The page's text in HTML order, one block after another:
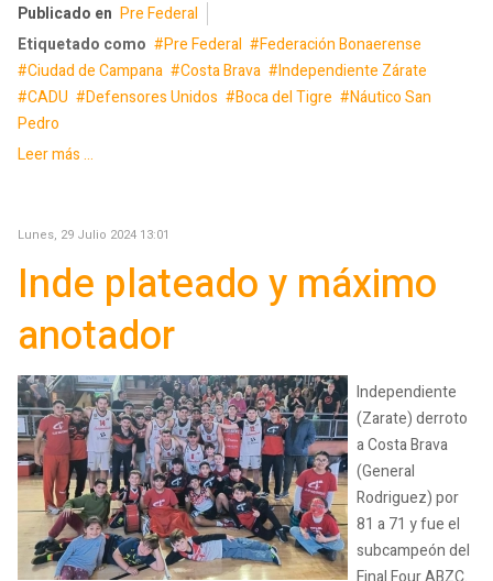
Publicado en Pre Federal
Etiquetado como
Pre Federal
Federación Bonaerense
Ciudad de Campana
Costa Brava
Independiente Zárate
CADU
Defensores Unidos Boca del Tigre
Náutico San
Pedro
Leer más ...
Lunes, 29 Julio 2024 13:01
Inde plateado y máximo
anotador
Independiente
(Zarate) derroto
a Costa Brava
(General
Rodriguez) por
81 a 71 y fue el
subcampeón del